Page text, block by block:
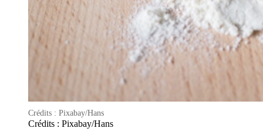
Crédits : Pixabay/Hans
Crédits : Pixabay/Hans